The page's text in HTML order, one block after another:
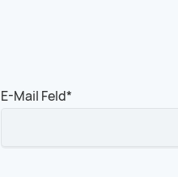
Pflichtfeld
E-Mail Feld*